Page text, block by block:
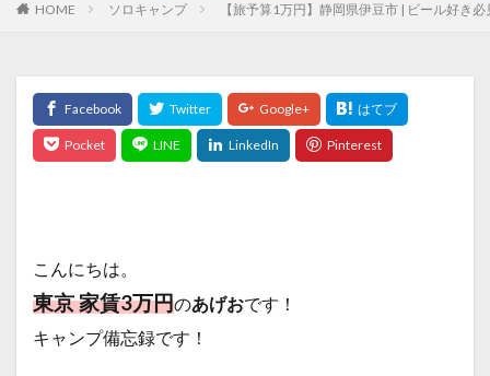
HOME ソロキャンプ 【旅予算1万円】静岡県伊豆市 | ビール好き
こんにちは。
東京 家賃3万円のあげおです！
キャンプ備忘録です！